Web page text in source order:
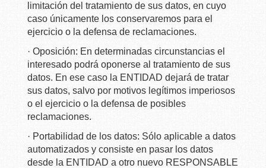
limitación del tratamiento de sus datos, en cuyo
caso únicamente los conservaremos para el
ejercicio o la defensa de reclamaciones.
· Oposición: En determinadas circunstancias el
interesado podrá oponerse al tratamiento de sus
datos. En ese caso la ENTIDAD dejará de tratar
sus datos, salvo por motivos legítimos imperiosos
o el ejercicio o la defensa de posibles
reclamaciones.
· Portabilidad de los datos: Sólo aplicable a datos
automatizados y consiste en pasar los datos
desde la ENTIDAD a otro nuevo RESPONSABLE